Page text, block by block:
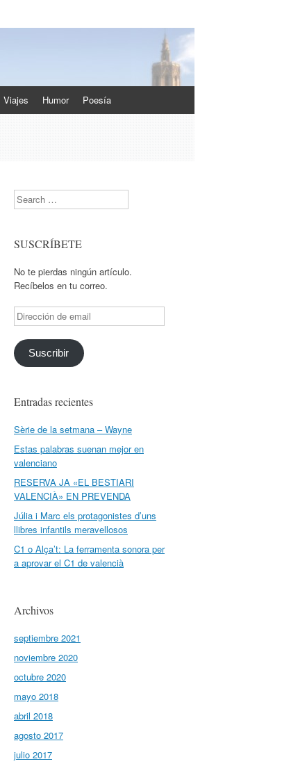
Viajes Humor Poesía
Search
SUSCRÍBETE
No te pierdas ningún artículo.
Recíbelos en tu correo.
Dirección
de
email
Suscribir
Entradas recientes
Sèrie de la setmana – Wayne
Estas palabras suenan mejor en
valenciano
RESERVA JA «EL BESTIARI
VALENCIÀ» EN PREVENDA
Júlia i Marc els protagonistes d’uns
llibres infantils meravellosos
C1 o Alça’t: La ferramenta sonora per
a aprovar el C1 de valencià
Archivos
septiembre 2021
noviembre 2020
octubre 2020
mayo 2018
abril 2018
agosto 2017
julio 2017